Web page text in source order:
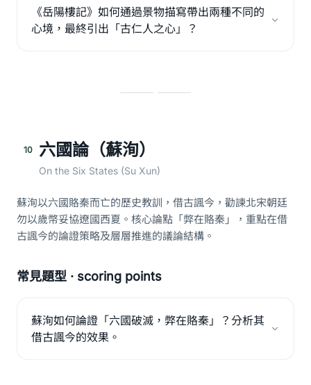
《岳陽樓記》如何通過景物描寫帶出兩種不同的
心境，最終引出「古仁人之心」？
10 六國論（蘇洵）
On the Six States (Su Xun)
蘇洵以六國賂秦而亡的歷史教訓，借古諷今，勸諫北宋朝廷
勿以歲幣妥協遼國西夏。核心論點「弊在賂秦」，重點在借
古諷今的論證策略及層層推進的議論結構。
常見題型 · scoring points
蘇洵如何論證「六國破滅，弊在賂秦」？分析其
借古諷今的效果。